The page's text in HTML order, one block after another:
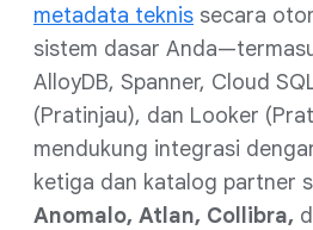
metadata teknis secara
sistem dasar
AlloyDB, Spanner, Cloud
(Pratinjau), dan Looker
mendukung integrasi
ketiga dan katalog partner
Anomalo, Atlan, Collibra,